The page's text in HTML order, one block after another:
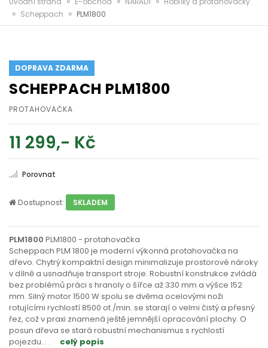
» Scheppach » PLM1800
DOPRAVA ZDARMA
SCHEPPACH PLM1800
PROTAHOVAČKA
11 299,- Kč
Porovnat
Dostupnost: SKLADEM
PLM1800 PLM1800 - protahovačka
Scheppach PLM 1800 je moderní výkonná protahovačka na
dřevo. Chytrý kompaktní design minimalizuje prostorové nároky
v dílně a usnadňuje transport stroje. Robustní konstrukce zvládá
bez problémů práci s hranoly o šířce až 330 mm a výšce 152
mm. Silný motor 1500 W spolu se dvěma ocelovými noži
rotujícími rychlostí 8500 ot./min. se starají o velmi čistý a přesný
řez, což v praxi znamená ještě jemnější opracování plochy. O
posun dřeva se stará robustní mechanismus s rychlostí
pojezdu. . . celý popis